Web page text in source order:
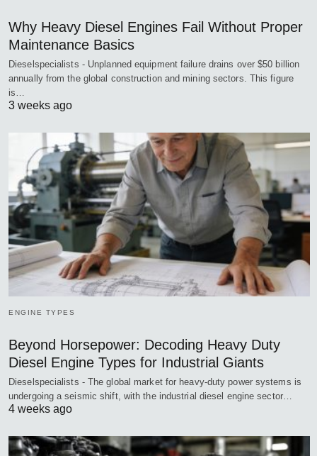
Why Heavy Diesel Engines Fail Without Proper
Maintenance Basics
Dieselspecialists - Unplanned equipment failure drains over $50 billion
annually from the global construction and mining sectors. This figure
is…
3 weeks ago
ENGINE TYPES
Beyond Horsepower: Decoding Heavy Duty
Diesel Engine Types for Industrial Giants
Dieselspecialists - The global market for heavy-duty power systems is
undergoing a seismic shift, with the industrial diesel engine sector…
4 weeks ago